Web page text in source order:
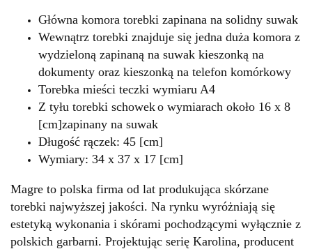
Główna komora torebki zapinana na solidny suwak
Wewnątrz torebki znajduje się jedna duża komora z
wydzieloną zapinaną na suwak kieszonką na
dokumenty oraz kieszonką na telefon komórkowy
Torebka mieści teczki wymiaru A4
Z tyłu torebki schoweko wymiarach około 16 x 8
[cm]zapinany na suwak
Długość rączek: 45 [cm]
Wymiary: 34 x 37 x 17 [cm]
Magre to polska firma od lat produkująca skórzane
torebki najwyższej jakości. Na rynku wyróżniają się
estetyką wykonania i skórami pochodzącymi wyłącznie z
polskich garbarni. Projektując serię Karolina, producent